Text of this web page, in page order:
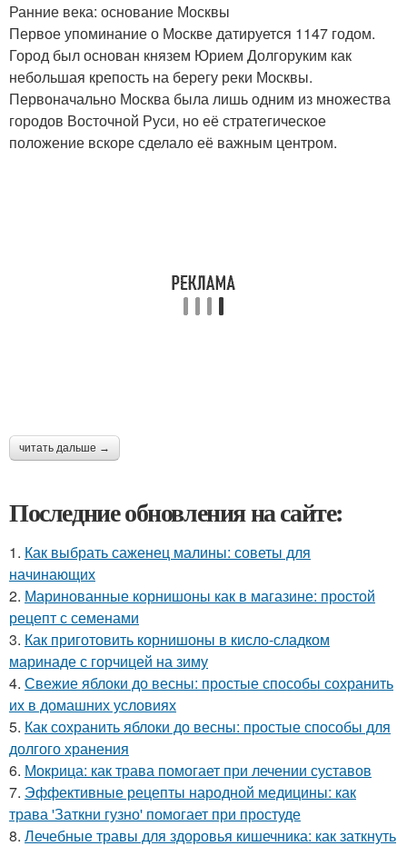
Ранние века: основание Москвы
Первое упоминание о Москве датируется 1147 годом.
Город был основан князем Юрием Долгоруким как
небольшая крепость на берегу реки Москвы.
Первоначально Москва была лишь одним из множества
городов Восточной Руси, но её стратегическое
положение вскоре сделало её важным центром.
читать дальше →
Последние обновления на сайте:
1. Как выбрать саженец малины: советы для
начинающих
2. Маринованные корнишоны как в магазине: простой
рецепт с семенами
3. Как приготовить корнишоны в кисло-сладком
маринаде с горчицей на зиму
4. Свежие яблоки до весны: простые способы сохранить
их в домашних условиях
5. Как сохранить яблоки до весны: простые способы для
долгого хранения
6. Мокрица: как трава помогает при лечении суставов
7. Эффективные рецепты народной медицины: как
трава 'Заткни гузно' помогает при простуде
8. Лечебные травы для здоровья кишечника: как заткнуть